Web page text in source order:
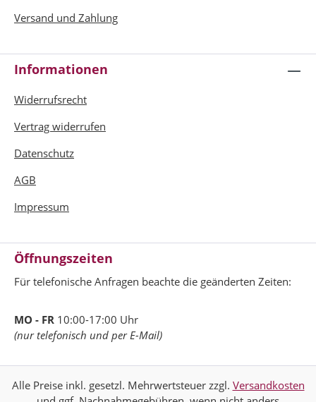
Versand und Zahlung
Informationen
Widerrufsrecht
Vertrag widerrufen
Datenschutz
AGB
Impressum
Öffnungszeiten
Für telefonische Anfragen beachte die geänderten Zeiten:
MO - FR 10:00-17:00 Uhr
(nur telefonisch und per E-Mail)
Alle Preise inkl. gesetzl. Mehrwertsteuer zzgl. Versandkosten